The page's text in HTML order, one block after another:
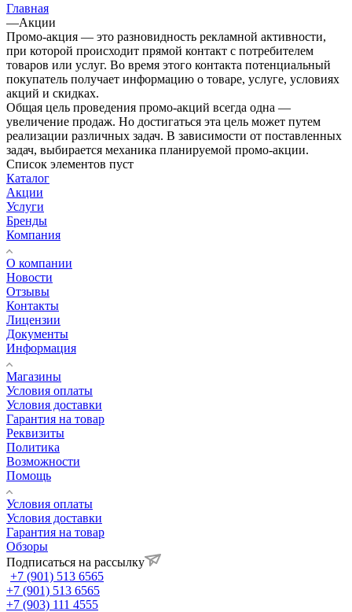
Главная
—Акции
Промо-акция — это разновидность рекламной активности,
при которой происходит прямой контакт с потребителем
товаров или услуг. Во время этого контакта потенциальный
покупатель получает информацию о товаре, услуге, условиях
акций и скидках.
Общая цель проведения промо-акций всегда одна —
увеличение продаж. Но достигаться эта цель может путем
реализации различных задач. В зависимости от поставленных
задач, выбирается механика планируемой промо-акции.
Список элементов пуст
Каталог
Акции
Услуги
Бренды
Компания
О компании
Новости
Отзывы
Контакты
Лицензии
Документы
Информация
Магазины
Условия оплаты
Условия доставки
Гарантия на товар
Реквизиты
Политика
Возможности
Помощь
Условия оплаты
Условия доставки
Гарантия на товар
Обзоры
Подписаться на рассылку
+7 (901) 513 6565
+7 (901) 513 6565
+7 (903) 111 4555